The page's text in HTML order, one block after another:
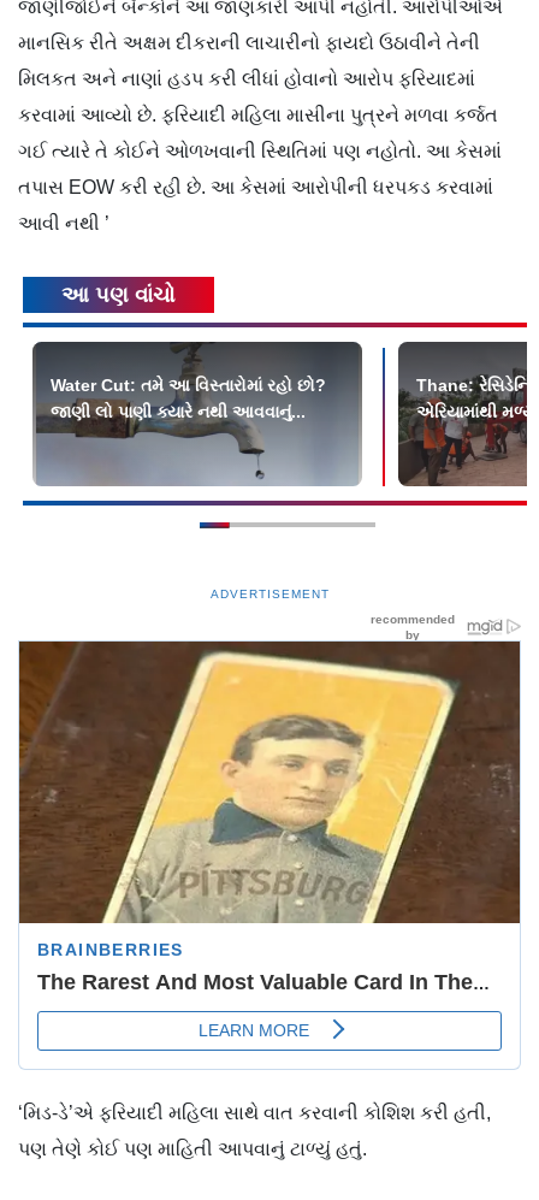
જાણીજોઈને બૅન્કોને આ જાણકારી આપી નહોતી. આરોપીઓએ
માનસિક રીતે અક્ષમ દીકરાની લાચારીનો ફાયદો ઉઠાવીને તેની
મિલકત અને નાણાં હડપ કરી લીધાં હોવાનો આરોપ ફરિયાદમાં
કરવામાં આવ્યો છે. ફરિયાદી મહિલા માસીના પુત્રને મળવા કર્જત
ગઈ ત્યારે તે કોઈને ઓળખવાની સ્થિતિમાં પણ નહોતો. આ કેસમાં
તપાસ EOW કરી રહી છે. આ કેસમાં આરોપીની ધરપકડ કરવામાં
આવી નથી ’
આ પણ વાંચો
Water Cut: તમે આ વિસ્તારોમાં રહો છો?
જાણી લો પાણી ક્યારે નથી આવવાનું...
Thane:
એરિયામાંથી
ADVERTISEMENT
‘મિડ-ડે’એ ફરિયાદી મહિલા સાથે વાત કરવાની કોશિશ કરી હતી,
પણ તેણે કોઈ પણ માહિતી આપવાનું ટાળ્યું હતું.